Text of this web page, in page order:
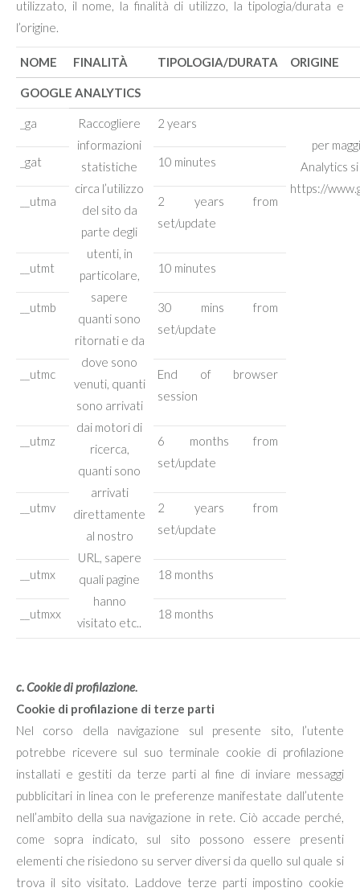
utilizzato, il nome, la finalità di utilizzo, la tipologia/durata e
l’origine.
NOME FINALITÀ TIPOLOGIA/DURATA ORIGINE
GOOGLE ANALYTICS
_ga
Raccogliere
informazioni
statistiche
circa l’utilizzo
del sito da
parte degli
utenti, in
particolare,
sapere
quanti sono
ritornati e da
dove sono
venuti, quanti
sono arrivati
dai motori di
ricerca,
quanti sono
arrivati
direttamente
al nostro
URL, sapere
quali pagine
hanno
visitato etc..
2 years
per
Analytics
https://
_gat 10 minutes
__utma
2 years from
set/update
__utmt 10 minutes
__utmb
30 mins from
set/update
__utmc
End of browser
session
__utmz
6 months from
set/update
__utmv
2 years from
set/update
__utmx 18 months
__utmxx 18 months
c. Cookie di profilazione.
Cookie di profilazione di terze parti
Nel corso della navigazione sul presente sito, l’utente
potrebbe ricevere sul suo terminale cookie di profilazione
installati e gestiti da terze parti al fine di inviare messaggi
pubblicitari in linea con le preferenze manifestate dall’utente
nell’ambito della sua navigazione in rete. Ciò accade perché,
come sopra indicato, sul sito possono essere presenti
elementi che risiedono su server diversi da quello sul quale si
trova il sito visitato. Laddove terze parti impostino cookie